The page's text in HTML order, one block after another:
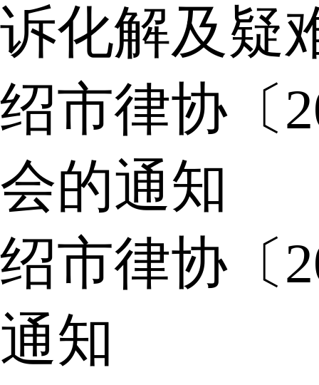
诉化解及疑
绍市律协〔
会的通知
绍市律协〔
通知